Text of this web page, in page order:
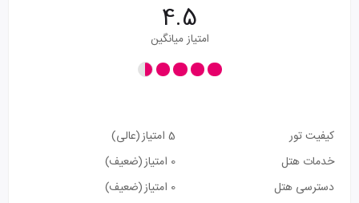
4.5
امتیاز میانگین
کیفیت تور 5 امتیاز
(عالی)
خدمات هتل
0 امتیاز
(ضعیف)
دسترسی هتل
0 امتیاز
(ضعیف)